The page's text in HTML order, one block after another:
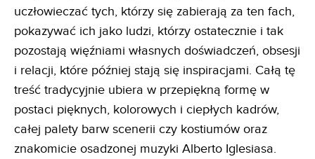
uczłowieczać tych, którzy się zabierają za ten fach,
pokazywać ich jako ludzi, którzy ostatecznie i tak
pozostają więźniami własnych doświadczeń, obsesji
i relacji, które później stają się inspiracjami. Całą tę
treść tradycyjnie ubiera w przepiękną formę w
postaci pięknych, kolorowych i ciepłych kadrów,
całej palety barw scenerii czy kostiumów oraz
znakomicie osadzonej muzyki Alberto Iglesiasa.